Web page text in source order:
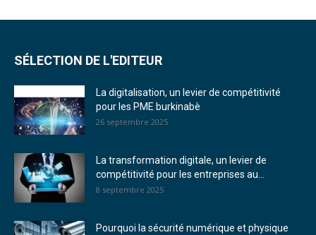
SÉLECTION DE L'EDITEUR
La digitalisation, un levier de compétitivité
pour les PME burkinabè
26 septembre 2025
La transformation digitale, un levier de
compétitivité pour les entreprises au...
8 septembre 2025
Pourquoi la sécurité numérique et physique